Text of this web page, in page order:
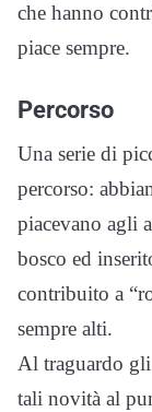
che hanno
piace sempre.
Percorso
Una serie di
percorso:
piacevano agli
bosco ed
contribuito a
sempre alti.
Al traguardo gli
tali novità al